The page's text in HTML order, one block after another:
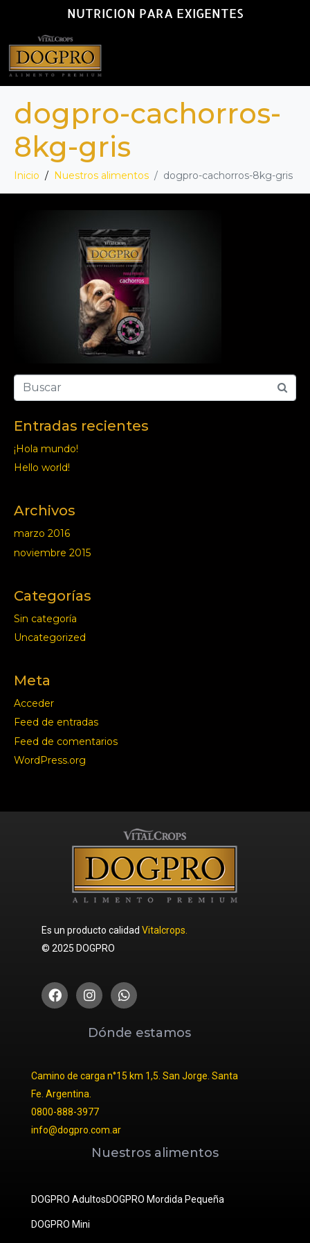
NUTRICION PARA EXIGENTES
dogpro-cachorros-
8kg-gris
Inicio Nuestros alimentos dogpro-cachorros-8kg-gris
Entradas recientes
¡Hola mundo!
Hello world!
Archivos
marzo 2016
noviembre 2015
Categorías
Sin categoría
Uncategorized
Meta
Acceder
Feed de entradas
Feed de comentarios
WordPress.org
Es un producto calidad Vitalcrops.
© 2025 DOGPRO
Dónde estamos
Camino de carga n°15 km 1,5. San Jorge. Santa
Fe. Argentina.
0800-888-3977
info@dogpro.com.ar
Nuestros alimentos
DOGPRO AdultosDOGPRO Mordida Pequeña
DOGPRO Mini